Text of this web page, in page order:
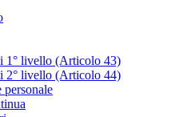
1° livello (Articolo 43)
2° livello (Articolo 44)
personale